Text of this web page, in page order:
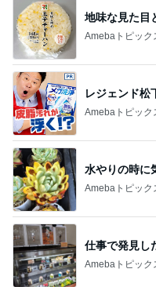
地味な見た目
Amebaトピック
レジェンド松
Amebaトピック
水やりの時に
Amebaトピック
仕事で発見し
Amebaトピック